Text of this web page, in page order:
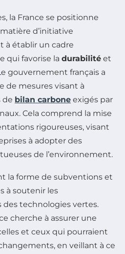
la France se positionne
d’initiative
à établir un cadre
qui favorise la durabilité et
gouvernement français a
de mesures visant à
de bilan carbone exigés par
Cela comprend la mise
rigoureuses, visant
à adopter des
de l’environnement.
la forme de subventions et
à soutenir les
technologies vertes.
cherche à assurer une
et ceux qui pourraient
en veillant à ce